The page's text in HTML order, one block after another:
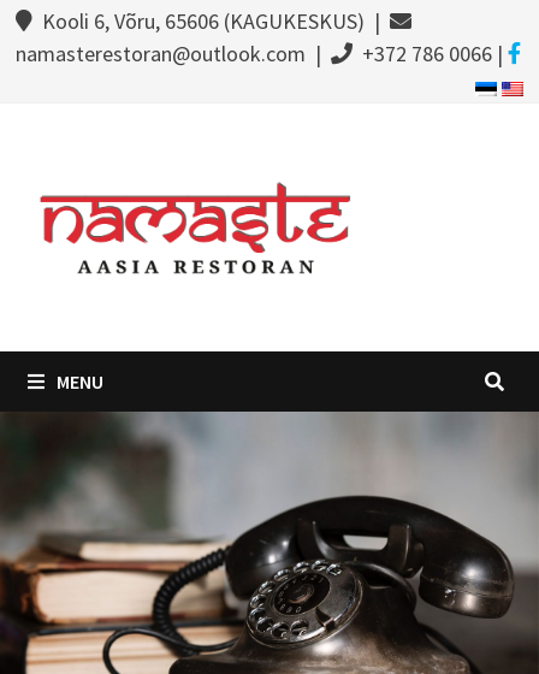
Kooli 6, Võru, 65606 (KAGUKESKUS) |
namasterestoran@outlook.com |
+372 786 0066 |
MENU